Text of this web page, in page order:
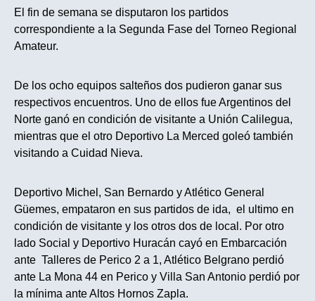
El fin de semana se disputaron los partidos
correspondiente a la Segunda Fase del Torneo Regional
Amateur.
De los ocho equipos salteños dos pudieron ganar sus
respectivos encuentros. Uno de ellos fue Argentinos del
Norte ganó en condición de visitante a Unión Calilegua,
mientras que el otro Deportivo La Merced goleó también
visitando a Cuidad Nieva.
Deportivo Michel, San Bernardo y Atlético General
Güemes, empataron en sus partidos de ida, el ultimo en
condición de visitante y los otros dos de local. Por otro
lado Social y Deportivo Huracán cayó en Embarcación
ante Talleres de Perico 2 a 1, Atlético Belgrano perdió
ante La Mona 44 en Perico y Villa San Antonio perdió por
la mínima ante Altos Hornos Zapla.